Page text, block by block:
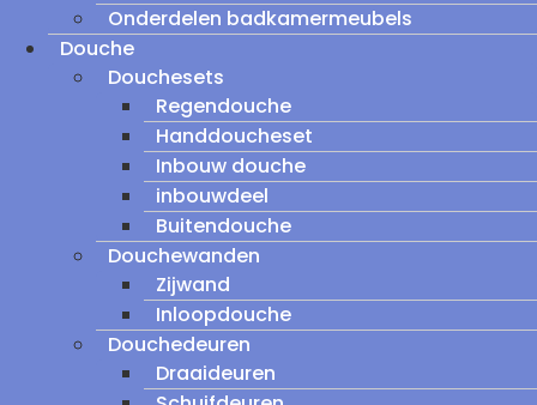
Onderdelen badkamermeubels
Douche
Douchesets
Regendouche
Handdoucheset
Inbouw douche
inbouwdeel
Buitendouche
Douchewanden
Zijwand
Inloopdouche
Douchedeuren
Draaideuren